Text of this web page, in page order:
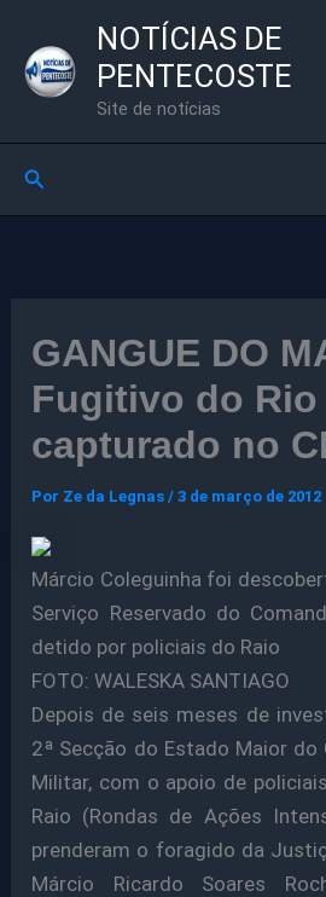
para
NOTÍCIAS DE
PENTECOSTE
Site de notícias
Pesquisar
GANGUE DO
Fugitivo do Rio
capturado no
Por Ze da Legnas/3 de março de 2012
Márcio Coleguinha foi
Serviço Reservado do
detido por policiais do Raio
FOTO: WALESKA SANTIAGO
Depois de seis meses de
2ª Secção do Estado Maior do
Militar, com o apoio de
Raio (Rondas de Ações
prenderam o foragido da
Márcio Ricardo Soares